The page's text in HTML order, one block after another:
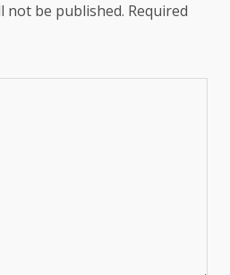
not be published. Required